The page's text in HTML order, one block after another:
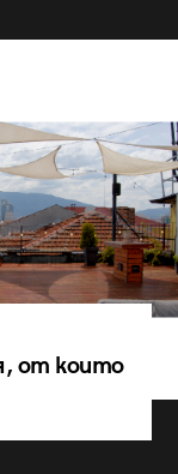
от които